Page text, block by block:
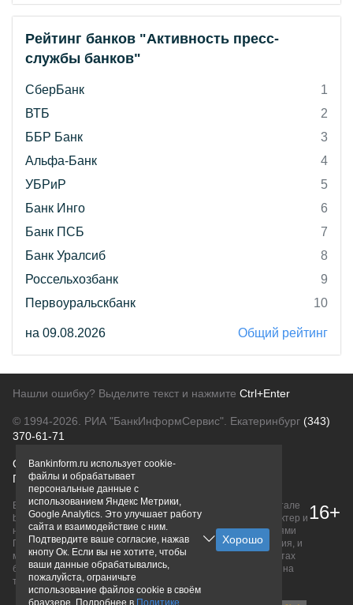
Рейтинг банков "Активность пресс-
службы банков"
СберБанк
1
ВТБ
2
ББР Банк
3
Альфа-Банк
4
УБРиР
5
Банк Инго
6
Банк ПСБ
7
Банк Уралсиб
8
Россельхозбанк
9
Первоуральскбанк
10
на 09.08.2026 Общий рейтинг
Нашли ошибку? Выделите текст и нажмите Ctrl+Enter
© 1994-2026. РИА "БанкИнформСервис". Екатеринбург (343)
370-61-71
О проектеПолитика конфиденциальности
Правовая информацияДля рекламодателей
Вся информация о продуктах банков, размещенная на портале
bankinform.ru, носит исключительно ознакомительный характер и
не является публичной офертой, определяемой положениями
ГК РФ. Информация не содержит точного и полного описания, и
может быть изменена. Конечные условия уточняйте на сайтах
банков или при личном обращении. Исключительное право на
товарные знаки принадлежит их правообладателям.
16+
Bankinform.ru использует cookie-
файлы и обрабатывает
персональные данные с
использованием Яндекс Метрики,
Google Analytics. Это улучшает работу
сайта и взаимодействие с ним.
Подтвердите ваше согласие, нажав
кнопу Ок. Если вы не хотите, чтобы
ваши данные обрабатывались,
пожалуйста, ограничьте
использование файлов cookie в своём
браузере. Подробнее в Политике